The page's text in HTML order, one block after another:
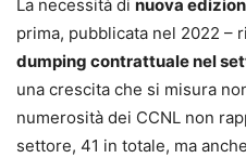
La necessità di nuova
prima, pubblicata nel 2022 –
dumping contrattuale nel
una crescita che si misura
numerosità dei CCNL non
settore, 41 in totale, ma